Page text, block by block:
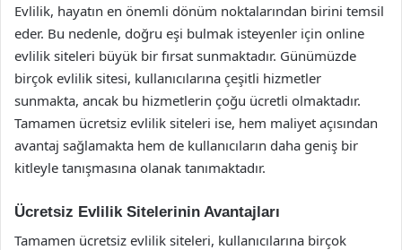
Evlilik, hayatın en önemli dönüm noktalarından birini temsil
eder. Bu nedenle, doğru eşi bulmak isteyenler için online
evlilik siteleri büyük bir fırsat sunmaktadır. Günümüzde
birçok evlilik sitesi, kullanıcılarına çeşitli hizmetler
sunmakta, ancak bu hizmetlerin çoğu ücretli olmaktadır.
Tamamen ücretsiz evlilik siteleri ise, hem maliyet açısından
avantaj sağlamakta hem de kullanıcıların daha geniş bir
kitleyle tanışmasına olanak tanımaktadır.
Ücretsiz Evlilik Sitelerinin Avantajları
Tamamen ücretsiz evlilik siteleri, kullanıcılarına birçok